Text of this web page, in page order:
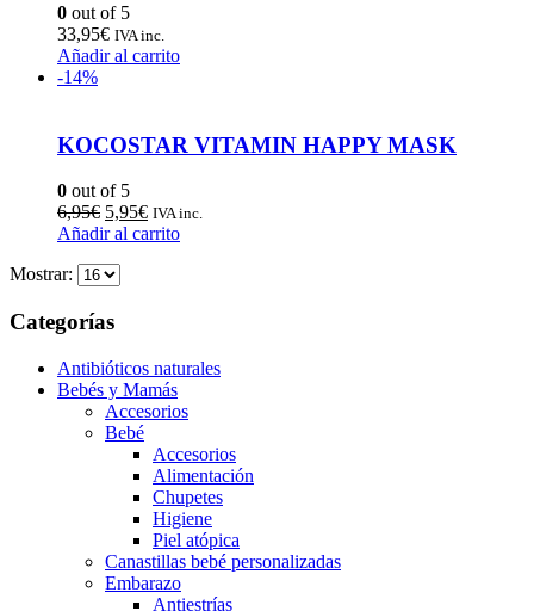
0 out of 5
33,95€ IVA inc.
Añadir al carrito
-14%
KOCOSTAR VITAMIN HAPPY MASK
0 out of 5
6,95€ 5,95€ IVA inc.
Añadir al carrito
Mostrar:
Categorías
Antibióticos naturales
Bebés y Mamás
Accesorios
Bebé
Accesorios
Alimentación
Chupetes
Higiene
Piel atópica
Canastillas bebé personalizadas
Embarazo
Antiestrías